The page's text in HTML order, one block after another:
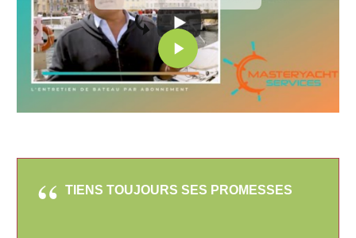
TIENS TOUJOURS SES PROMESSES